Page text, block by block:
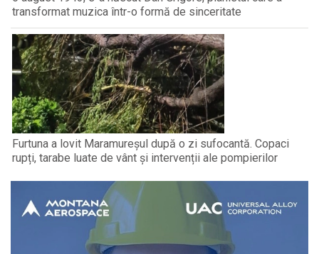
transformat muzica într-o formă de sinceritate
Furtuna a lovit Maramureșul după o zi sufocantă. Copaci
rupți, tarabe luate de vânt și intervenții ale pompierilor